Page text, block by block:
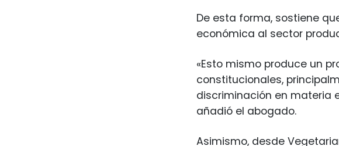
De esta forma, sostiene
económica al sector
«Esto mismo produce un
constitucionales,
discriminación en materia
añadió el abogado.
Asimismo, desde